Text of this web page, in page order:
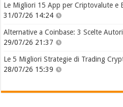
Le Migliori 15 App per Criptovalute e
31/07/26 14:24
Alternative a Coinbase: 3 Scelte
29/07/26 21:37
Le 5 Migliori Strategie di Trading
28/07/26 15:39